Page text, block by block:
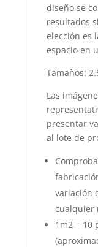
diseño se
resultados
elección es
espacio en
Tamaños:
Las
presentar
al lote de
variación
cualquier
1m2 = 10